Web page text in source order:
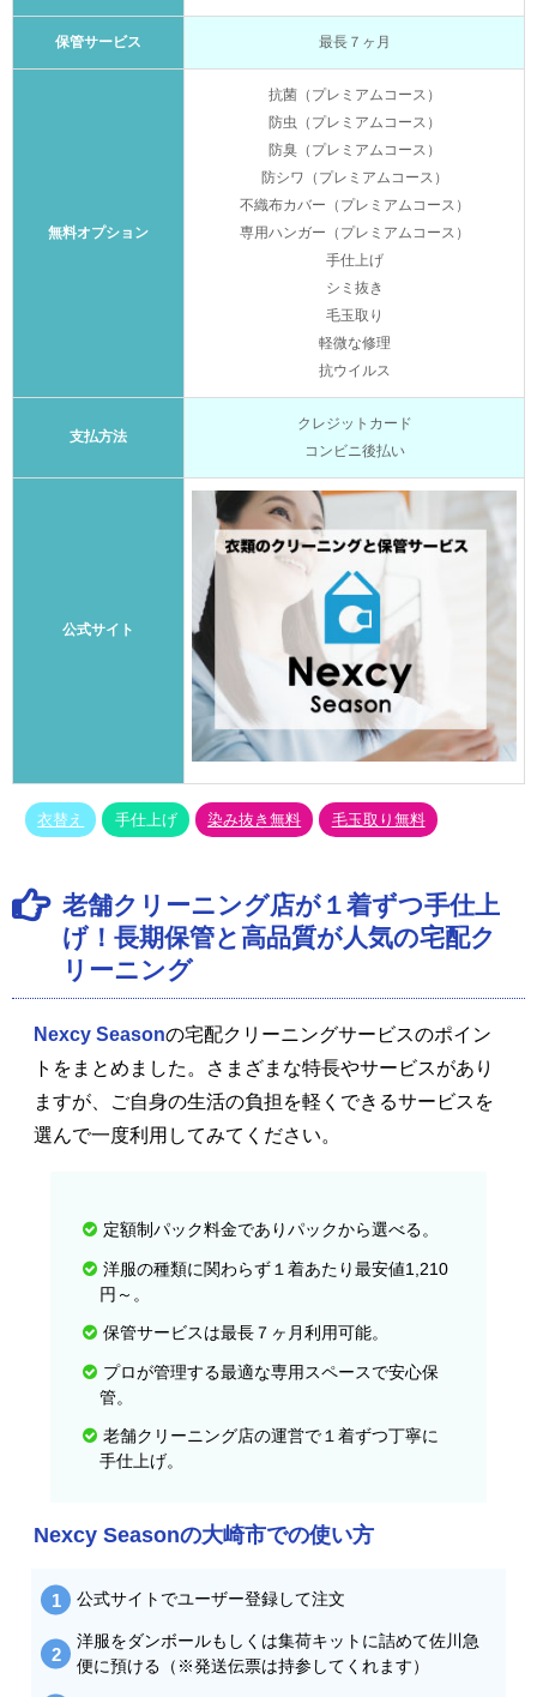
保管サービス 最長７ヶ月
無料オプション
抗菌（プレミアムコース）
防虫（プレミアムコース）
防臭（プレミアムコース）
防シワ（プレミアムコース）
不織布カバー（プレミアムコース）
専用ハンガー（プレミアムコース）
手仕上げ
シミ抜き
毛玉取り
軽微な修理
抗ウイルス
支払方法
クレジットカード
コンビニ後払い
公式サイト
衣替え 手仕上げ 染み抜き無料 毛玉取り無料
老舗クリーニング店が１着ずつ手仕上
げ！長期保管と高品質が人気の宅配ク
リーニング
Nexcy Seasonの宅配クリーニングサービスのポイン
トをまとめました。さまざまな特長やサービスがあり
ますが、ご自身の生活の負担を軽くできるサービスを
選んで一度利用してみてください。
定額制パック料金でありパックから選べる。
洋服の種類に関わらず１着あたり最安値1,210
円～。
保管サービスは最長７ヶ月利用可能。
プロが管理する最適な専用スペースで安心保
管。
老舗クリーニング店の運営で１着ずつ丁寧に
手仕上げ。
Nexcy Seasonの大崎市での使い方
公式サイトでユーザー登録して注文
洋服をダンボールもしくは集荷キットに詰めて佐川急
便に預ける（※発送伝票は持参してくれます）